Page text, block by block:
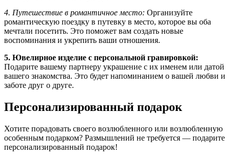
4. Путешествие в романтичное место: Организуйте
романтическую поездку в путевку в место, которое вы оба
мечтали посетить. Это поможет вам создать новые
воспоминания и укрепить ваши отношения.
5. Ювелирное изделие с персональной гравировкой:
Подарите вашему партнеру украшение с их именем или датой
вашего знакомства. Это будет напоминанием о вашей любви и
заботе друг о друге.
Персонализированный подарок
Хотите порадовать своего возлюбленного или возлюбленную
особенным подарком? Размышлений не требуется — подарите
персонализированный подарок!